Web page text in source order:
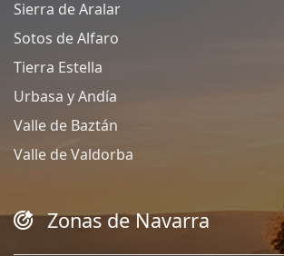
Sierra de Aralar
Sotos de Alfaro
Tierra Estella
Urbasa y Andía
Valle de Baztán
Valle de Valdorba
Zonas de Navarra